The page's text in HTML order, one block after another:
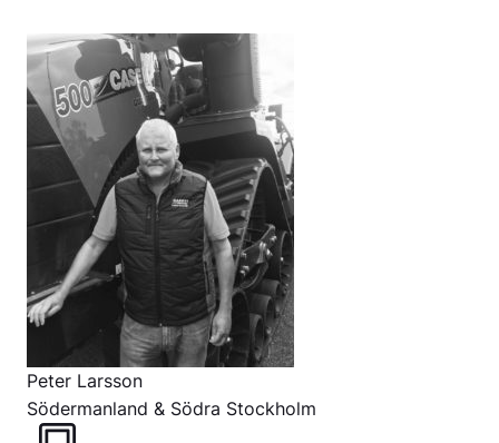
Peter Larsson
Södermanland & Södra Stockholm